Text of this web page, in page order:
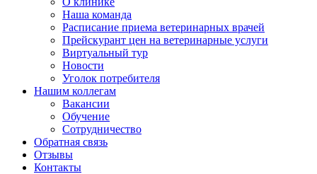
Наша команда
Расписание приема ветеринарных врачей
Прейскурант цен на ветеринарные услуги
Виртуальный тур
Новости
Уголок потребителя
Нашим коллегам
Вакансии
Обучение
Сотрудничество
Обратная связь
Отзывы
Контакты